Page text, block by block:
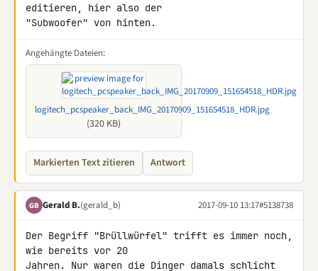
editieren, hier also der
"Subwoofer" von hinten.
Angehängte Dateien:
logitech_pcspeaker_back_IMG_20170909_151654518_HDR.jpg
(320 KB)
Markierten Text zitieren Antwort
GB Gerald B.(gerald_b) 2017-09-10 13:17#5138738
Der Begriff "Brüllwürfel" trifft es immer noch,
wie bereits vor 20
Jahren. Nur waren die Dinger damals schlicht